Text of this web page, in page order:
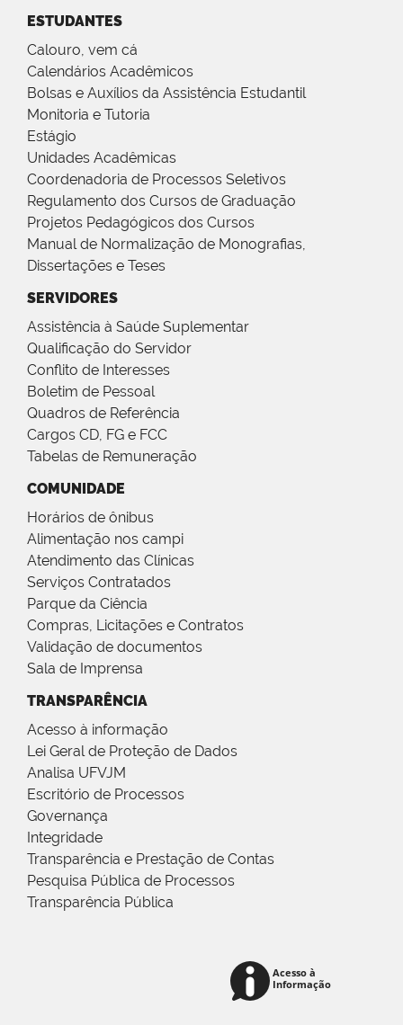
ESTUDANTES
Calouro, vem cá
Calendários Acadêmicos
Bolsas e Auxílios da Assistência Estudantil
Monitoria e Tutoria
Estágio
Unidades Acadêmicas
Coordenadoria de Processos Seletivos
Regulamento dos Cursos de Graduação
Projetos Pedagógicos dos Cursos
Manual de Normalização de Monografias,
Dissertações e Teses
SERVIDORES
Assistência à Saúde Suplementar
Qualificação do Servidor
Conflito de Interesses
Boletim de Pessoal
Quadros de Referência
Cargos CD, FG e FCC
Tabelas de Remuneração
COMUNIDADE
Horários de ônibus
Alimentação nos campi
Atendimento das Clínicas
Serviços Contratados
Parque da Ciência
Compras, Licitações e Contratos
Validação de documentos
Sala de Imprensa
TRANSPARÊNCIA
Acesso à informação
Lei Geral de Proteção de Dados
Analisa UFVJM
Escritório de Processos
Governança
Integridade
Transparência e Prestação de Contas
Pesquisa Pública de Processos
Transparência Pública